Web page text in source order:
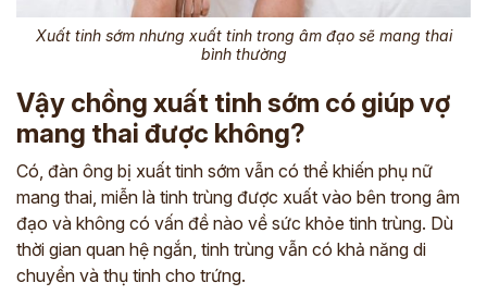
Xuất tinh sớm nhưng xuất tinh trong âm đạo sẽ mang thai
bình thường
Vậy chồng xuất tinh sớm có giúp vợ
mang thai được không?
Có, đàn ông bị xuất tinh sớm vẫn có thể khiến phụ nữ
mang thai, miễn là tinh trùng được xuất vào bên trong âm
đạo và không có vấn đề nào về sức khỏe tinh trùng. Dù
thời gian quan hệ ngắn, tinh trùng vẫn có khả năng di
chuyển và thụ tinh cho trứng.